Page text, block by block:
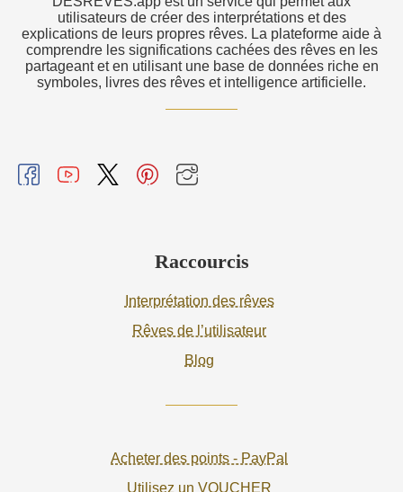
utilisateurs de créer des interprétations et des
explications de leurs propres rêves. La plateforme aide à
comprendre les significations cachées des rêves en les
partageant et en utilisant une base de données riche en
symboles, livres des rêves et intelligence artificielle.
Raccourcis
Interprétation des rêves
Rêves de l’utilisateur
Blog
Acheter des points - PayPal
Utilisez un VOUCHER